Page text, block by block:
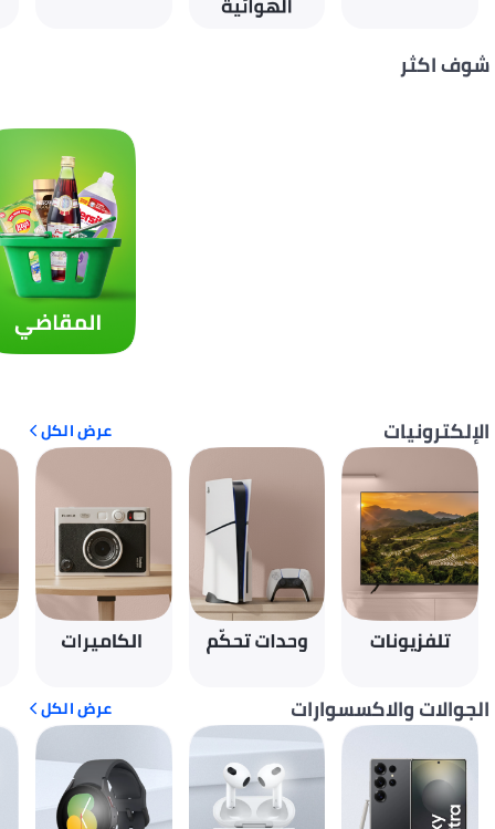
شوف اكثر
الإلكترونيات عرض الكل
الجوالات والاكسسوارات عرض الكل